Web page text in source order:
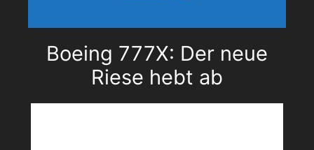
Boeing 777X: Der neue
Riese hebt ab